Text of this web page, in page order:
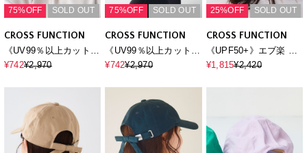
75%OFF SOLD OUT
CROSS FUNCTION
《UV99％以上カット》
エブ楽 遮光バケットハ
¥742¥2,970
75%OFF SOLD OUT
CROSS FUNCTION
《UV99％以上カット》
エブ楽 遮光バケットハ
¥742¥2,970
25%OFF SOLD OUT
CROSS FUNCTION
《UPF50+》エブ楽 ツ
イルリボンキャップ
¥1,815¥2,420